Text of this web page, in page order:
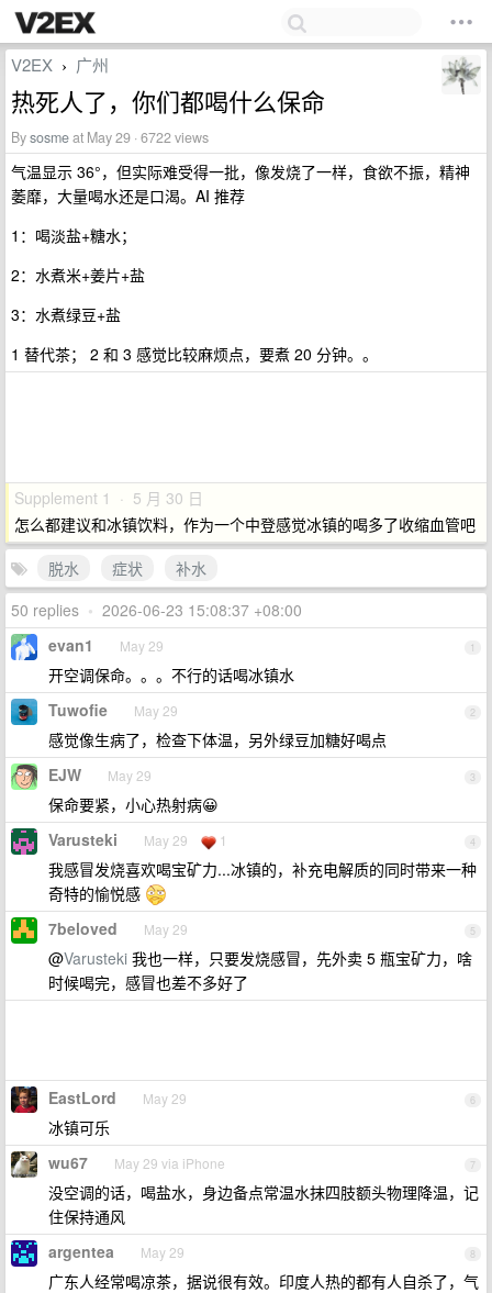
V2EX › 广州
热死人了，你们都喝什么保命
Bysosmeat May 29 · 6722 views
气温显示 36°，但实际难受得一批，像发烧了一样，食欲不振，精神
萎靡，大量喝水还是口渴。AI 推荐
1：喝淡盐+糖水；
2：水煮米+姜片+盐
3：水煮绿豆+盐
1 替代茶； 2 和 3 感觉比较麻烦点，要煮 20 分钟。。
Supplement 1 · 5 月 30 日
怎么都建议和冰镇饮料，作为一个中登感觉冰镇的喝多了收缩血管吧
脱水
症状
补水
50 replies • 2026-06-23 15:08:37 +08:00
1
evan1 May 29
开空调保命。。。不行的话喝冰镇水
2
Tuwofie May 29
感觉像生病了，检查下体温，另外绿豆加糖好喝点
3
EJW May 29
保命要紧，小心热射病😀
4
Varusteki May 29 1
我感冒发烧喜欢喝宝矿力...冰镇的，补充电解质的同时带来一种
奇特的愉悦感
5
7beloved May 29
@Varusteki 我也一样，只要发烧感冒，先外卖 5 瓶宝矿力，啥
时候喝完，感冒也差不多好了
6
EastLord May 29
冰镇可乐
7
wu67 May 29 via iPhone
没空调的话，喝盐水，身边备点常温水抹四肢额头物理降温，记
住保持通风
8
argentea May 29
广东人经常喝凉茶，据说很有效。印度人热的都有人自杀了，气